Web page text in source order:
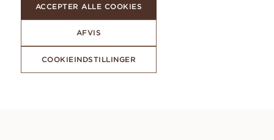
ACCEPTER ALLE COOKIES
AFVIS
COOKIEINDSTILLINGER